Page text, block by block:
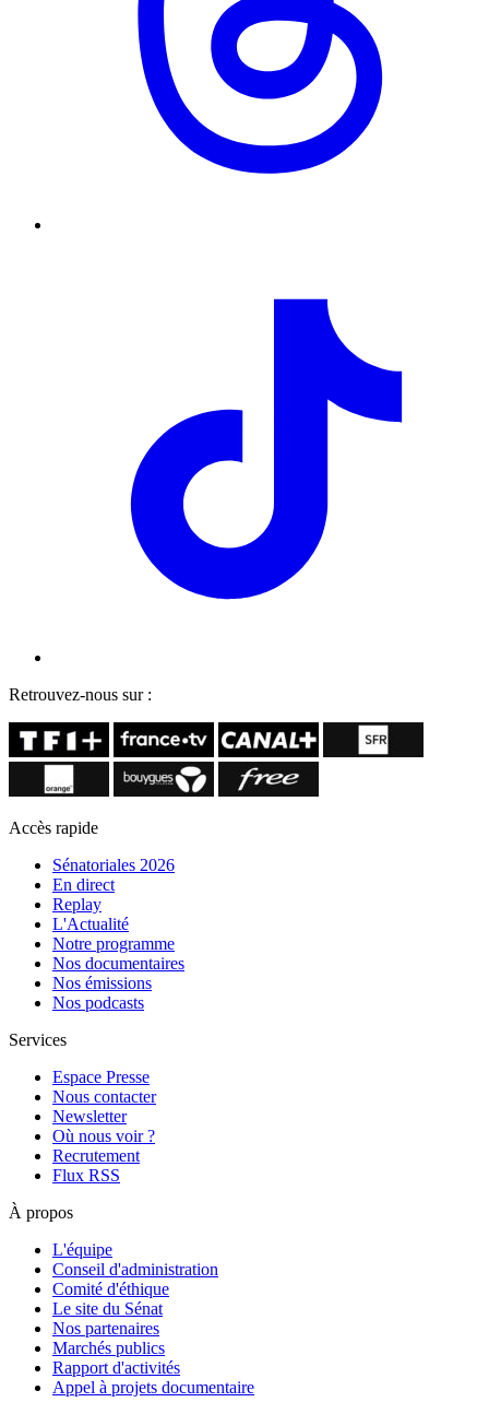
Retrouvez-nous sur :
Accès rapide
Sénatoriales 2026
En direct
Replay
L'Actualité
Notre programme
Nos documentaires
Nos émissions
Nos podcasts
Services
Espace Presse
Nous contacter
Newsletter
Où nous voir ?
Recrutement
Flux RSS
À propos
L'équipe
Conseil d'administration
Comité d'éthique
Le site du Sénat
Nos partenaires
Marchés publics
Rapport d'activités
Appel à projets documentaire